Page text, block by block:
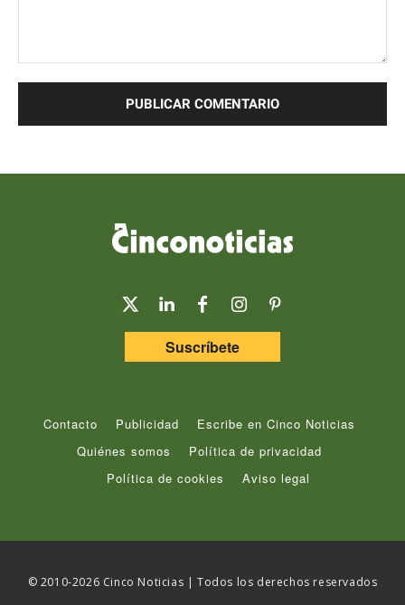
Suscríbete
Contacto Publicidad
Escribe en Cinco Noticias
Quiénes somos
Política de privacidad
Política de cookies
Aviso legal
© 2010-2026 Cinco Noticias | Todos los derechos reservados